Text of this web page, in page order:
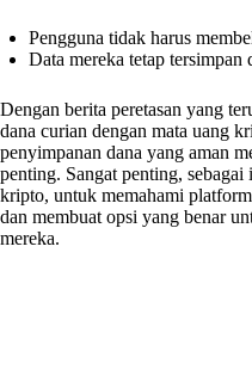
Pengguna tidak harus
Data mereka tetap tersimpan
Dengan berita peretasan yang
dana curian dengan mata uang
penyimpanan dana yang aman
penting. Sangat penting, sebagai
kripto, untuk memahami
dan membuat opsi yang benar
mereka.